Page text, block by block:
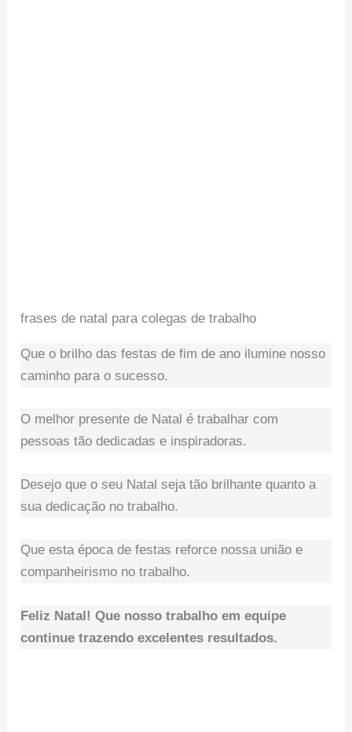
frases de natal para colegas de trabalho
Que o brilho das festas de fim de ano ilumine nosso
caminho para o sucesso.
O melhor presente de Natal é trabalhar com
pessoas tão dedicadas e inspiradoras.
Desejo que o seu Natal seja tão brilhante quanto a
sua dedicação no trabalho.
Que esta época de festas reforce nossa união e
companheirismo no trabalho.
Feliz Natal! Que nosso trabalho em equipe
continue trazendo excelentes resultados.